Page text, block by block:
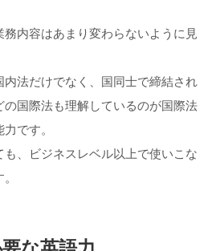
内容はあまり変わらないように見
内法だけでなく、国同士で締結され
国際法も理解しているのが国際法
です。
も、ビジネスレベル以上で使いこな